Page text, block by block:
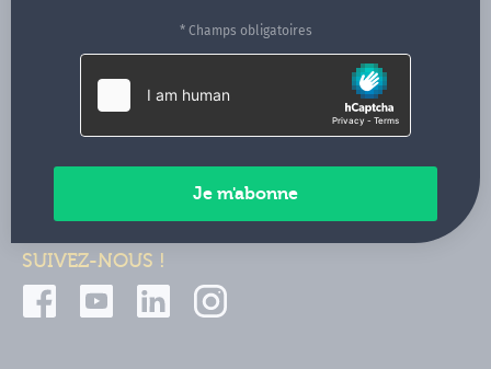
* Champs obligatoires
35000 Rennes
02 99 05 25 47
Contactez-nous
Paiements sécurisés
SUIVEZ-NOUS !